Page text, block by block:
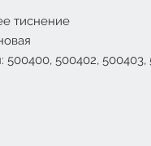
тиснение
500402, 500403,